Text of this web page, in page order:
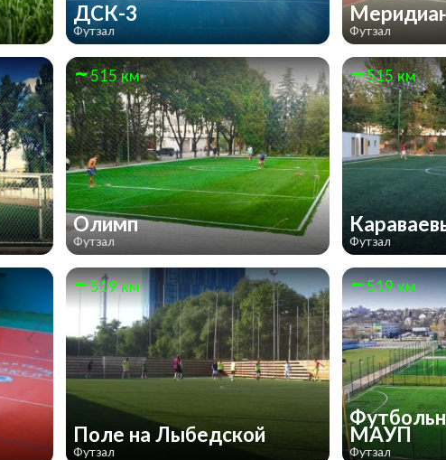
ДСК-3
Футзал Футзал
515 км
Олимп
Футзал
515 км
Футзал
519 км
Поле на Лыбедской
Футзал
519 км
МАУП
Футзал